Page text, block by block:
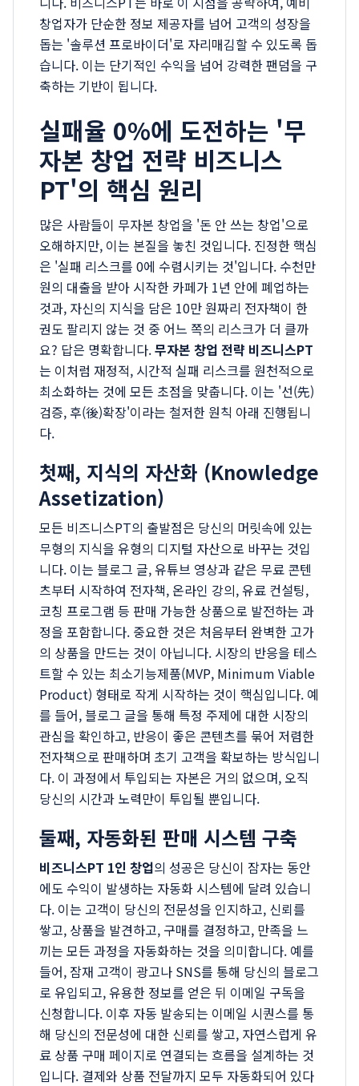
창업자가 단순한 정보 제공자를 넘어 고객의 성장을
돕는 '솔루션 프로바이더'로 자리매김할 수 있도록 돕
습니다. 이는 단기적인 수익을 넘어 강력한 팬덤을 구
축하는 기반이 됩니다.
실패율 0%에 도전하는 '무
자본 창업 전략 비즈니스
PT'의 핵심 원리
많은 사람들이 무자본 창업을 '돈 안 쓰는 창업'으로
오해하지만, 이는 본질을 놓친 것입니다. 진정한 핵심
은 '실패 리스크를 0에 수렴시키는 것'입니다. 수천만
원의 대출을 받아 시작한 카페가 1년 안에 폐업하는
것과, 자신의 지식을 담은 10만 원짜리 전자책이 한
권도 팔리지 않는 것 중 어느 쪽의 리스크가 더 클까
요? 답은 명확합니다.무자본 창업 전략 비즈니스PT
는 이처럼 재정적, 시간적 실패 리스크를 원천적으로
최소화하는 것에 모든 초점을 맞춥니다. 이는 '선(先)
검증, 후(後)확장'이라는 철저한 원칙 아래 진행됩니
다.
첫째, 지식의 자산화 (Knowledge
Assetization)
모든 비즈니스PT의 출발점은 당신의 머릿속에 있는
무형의 지식을 유형의 디지털 자산으로 바꾸는 것입
니다. 이는 블로그 글, 유튜브 영상과 같은 무료 콘텐
츠부터 시작하여 전자책, 온라인 강의, 유료 컨설팅,
코칭 프로그램 등 판매 가능한 상품으로 발전하는 과
정을 포함합니다. 중요한 것은 처음부터 완벽한 고가
의 상품을 만드는 것이 아닙니다. 시장의 반응을 테스
트할 수 있는 최소기능제품(MVP, Minimum Viable
Product) 형태로 작게 시작하는 것이 핵심입니다. 예
를 들어, 블로그 글을 통해 특정 주제에 대한 시장의
관심을 확인하고, 반응이 좋은 콘텐츠를 묶어 저렴한
전자책으로 판매하며 초기 고객을 확보하는 방식입니
다. 이 과정에서 투입되는 자본은 거의 없으며, 오직
당신의 시간과 노력만이 투입될 뿐입니다.
둘째, 자동화된 판매 시스템 구축
비즈니스PT 1인 창업의 성공은 당신이 잠자는 동안
에도 수익이 발생하는 자동화 시스템에 달려 있습니
다. 이는 고객이 당신의 전문성을 인지하고, 신뢰를
쌓고, 상품을 발견하고, 구매를 결정하고, 만족을 느
끼는 모든 과정을 자동화하는 것을 의미합니다. 예를
들어, 잠재 고객이 광고나 SNS를 통해 당신의 블로그
로 유입되고, 유용한 정보를 얻은 뒤 이메일 구독을
신청합니다. 이후 자동 발송되는 이메일 시퀀스를 통
해 당신의 전문성에 대한 신뢰를 쌓고, 자연스럽게 유
료 상품 구매 페이지로 연결되는 흐름을 설계하는 것
입니다. 결제와 상품 전달까지 모두 자동화되어 있다